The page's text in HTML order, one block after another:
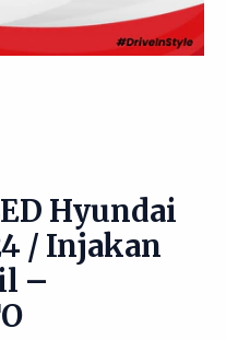
Hyundai
/ Injakan
–